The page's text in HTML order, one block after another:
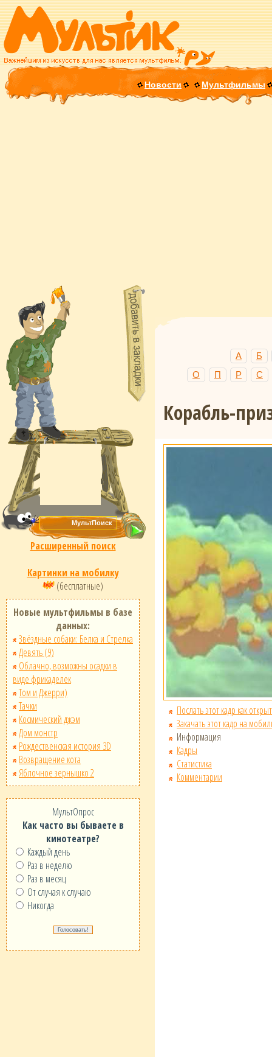
Новости Мультфильмы
Расширенный поиск
Картинки на мобилку
(бесплатные)
Новые мультфильмы в базе
данных:
Звёздные собаки: Белка и Стрелка
Девять (9)
Облачно, возможны осадки в
виде фрикаделек
Том и Джерри)
Тачки
Космический джэм
Дом монстр
Рождественская история 3D
Возвращение кота
Яблочное зернышко 2
МультОпрос
Как часто вы бываете в
кинотеатре?
Каждый день
Раз в неделю
Раз в месяц
От случая к случаю
Никогда
А
Б
О
П Р С
Корабль-
Послать этот кадр как
Закачать этот кадр на
Информация
Кадры
Статистика
Комментарии